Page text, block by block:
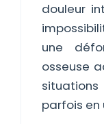
douleur
une
osseuse
parfois en